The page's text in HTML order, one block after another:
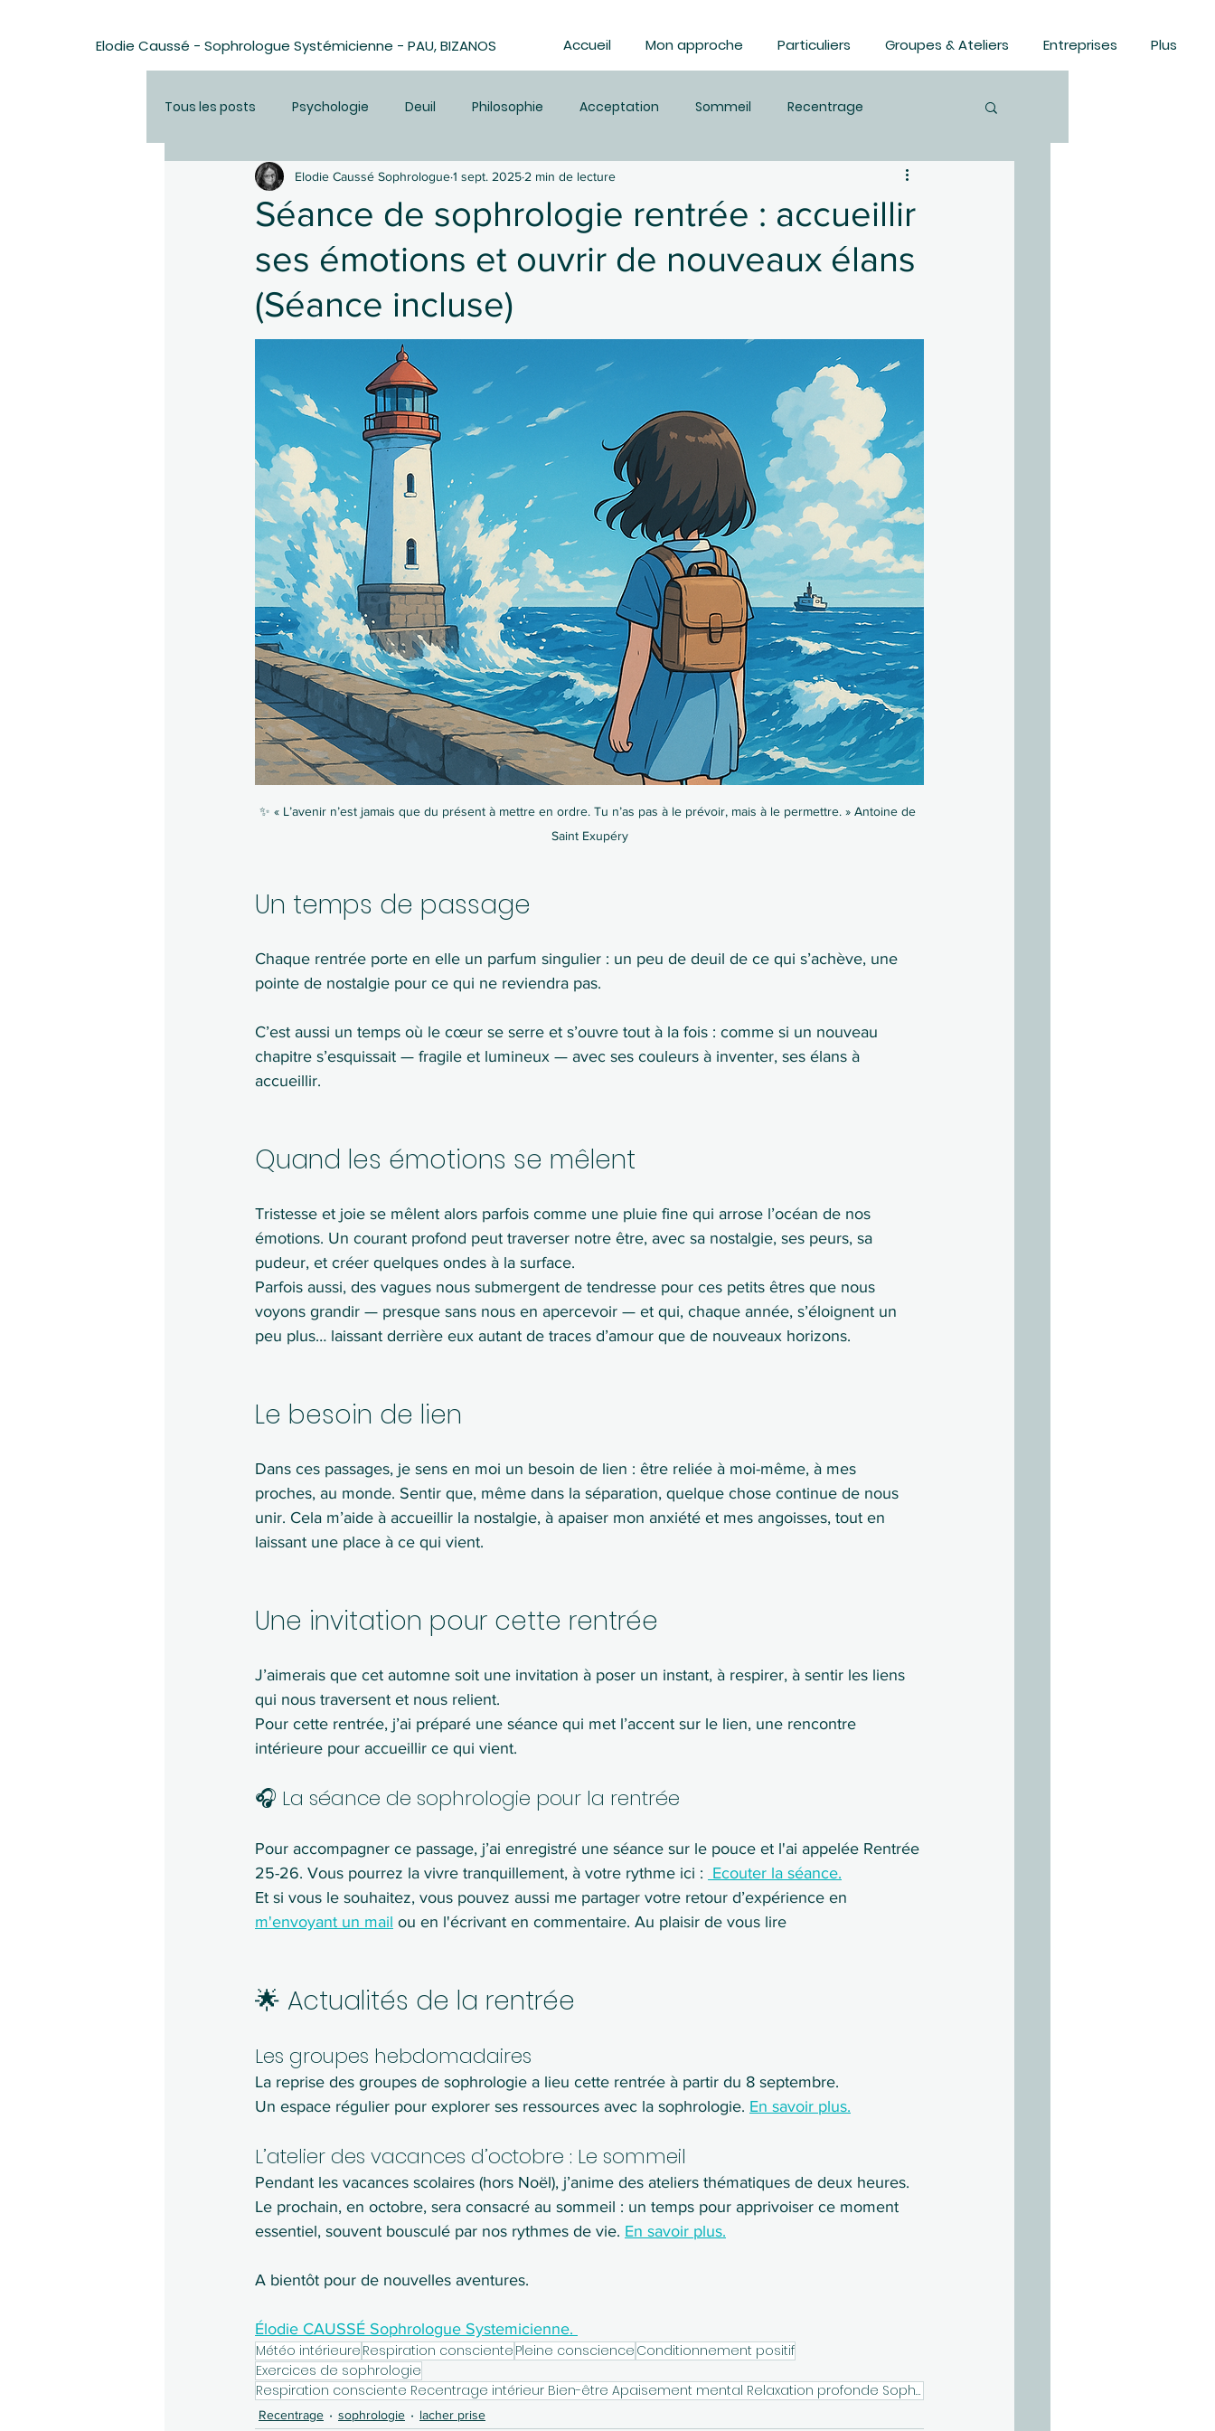
Accueil Mon approche Particuliers Groupes & Ateliers Entreprises Plus
Elodie Caussé - Sophrologue Systémicienne - PAU, BIZANOS
Tous les posts Psychologie Deuil Philosophie Acceptation Sommeil Recentrage
sophrologie méditation Pleine conscience Respiration Sérénité
lacher prise développement personnel technique de détente Gestion du stress
Technique de ressourcement Fatigue et récupération
Séance de sophrologie rentrée : accueillir
ses émotions et ouvrir de nouveaux élans
(Séance incluse)
Elodie Caussé Sophrologue1 sept. 2025 2 min de lecture
✨ « L’avenir n’est jamais que du présent à mettre en ordre. Tu n’as pas à le prévoir, mais à le permettre. » Antoine de
Saint Exupéry
Un temps de passage
Chaque rentrée porte en elle un parfum singulier : un peu de deuil de ce qui s’achève, une
pointe de nostalgie pour ce qui ne reviendra pas.
C’est aussi un temps où le cœur se serre et s’ouvre tout à la fois : comme si un nouveau
chapitre s’esquissait — fragile et lumineux — avec ses couleurs à inventer, ses élans à
accueillir.
Quand les émotions se mêlent
Tristesse et joie se mêlent alors parfois comme une pluie fine qui arrose l’océan de nos
émotions. Un courant profond peut traverser notre être, avec sa nostalgie, ses peurs, sa
pudeur, et créer quelques ondes à la surface.
Parfois aussi, des vagues nous submergent de tendresse pour ces petits êtres que nous
voyons grandir — presque sans nous en apercevoir — et qui, chaque année, s’éloignent un
peu plus… laissant derrière eux autant de traces d’amour que de nouveaux horizons.
Le besoin de lien
Dans ces passages, je sens en moi un besoin de lien : être reliée à moi-même, à mes
proches, au monde. Sentir que, même dans la séparation, quelque chose continue de nous
unir. Cela m’aide à accueillir la nostalgie, à apaiser mon anxiété et mes angoisses, tout en
laissant une place à ce qui vient.
Une invitation pour cette rentrée
J’aimerais que cet automne soit une invitation à poser un instant, à respirer, à sentir les liens
qui nous traversent et nous relient.
Pour cette rentrée, j’ai préparé une séance qui met l’accent sur le lien, une rencontre
intérieure pour accueillir ce qui vient.
🎧 La séance de sophrologie pour la rentrée
Pour accompagner ce passage, j’ai enregistré une séance sur le pouce et l'ai appelée Rentrée
25-26. Vous pourrez la vivre tranquillement, à votre rythme ici : Ecouter la séance.
Et si vous le souhaitez, vous pouvez aussi me partager votre retour d’expérience en
m'envoyant un mail ou en l'écrivant en commentaire. Au plaisir de vous lire
🌟 Actualités de la rentrée
Les groupes hebdomadaires
La reprise des groupes de sophrologie a lieu cette rentrée à partir du 8 septembre.
Un espace régulier pour explorer ses ressources avec la sophrologie. En savoir plus.
L’atelier des vacances d’octobre : Le sommeil
Pendant les vacances scolaires (hors Noël), j’anime des ateliers thématiques de deux heures.
Le prochain, en octobre, sera consacré au sommeil : un temps pour apprivoiser ce moment
essentiel, souvent bousculé par nos rythmes de vie. En savoir plus.
A bientôt pour de nouvelles aventures.
Élodie CAUSSÉ Sophrologue Systemicienne.
Météo intérieure Respiration consciente Pleine conscience Conditionnement positif
Exercices de sophrologie
Respiration consciente Recentrage intérieur Bien-être Apaisement mental Relaxation profonde Sophrolo
Recentrage sophrologie lacher prise